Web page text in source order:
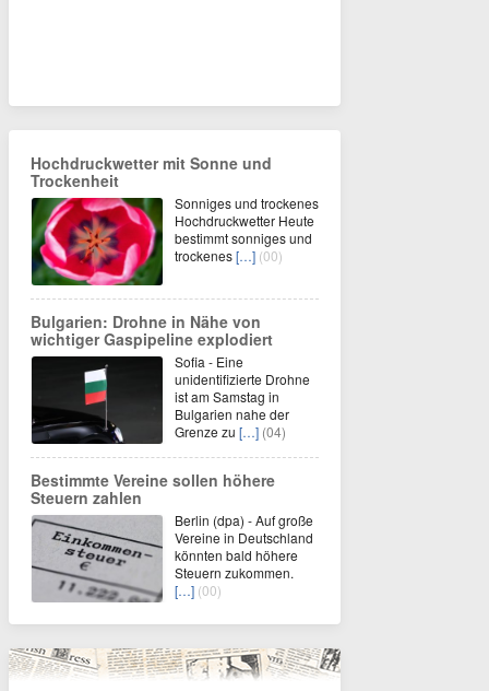
Hochdruckwetter mit Sonne und
Trockenheit
Sonniges und trockenes
Hochdruckwetter Heute
bestimmt sonniges und
trockenes[…] (00)
Bulgarien: Drohne in Nähe von
wichtiger Gaspipeline explodiert
Sofia - Eine
unidentifizierte Drohne
ist am Samstag in
Bulgarien nahe der
Grenze zu […] (04)
Bestimmte Vereine sollen höhere
Steuern zahlen
Berlin (dpa) - Auf große
Vereine in Deutschland
könnten bald höhere
Steuern zukommen.
[…] (00)